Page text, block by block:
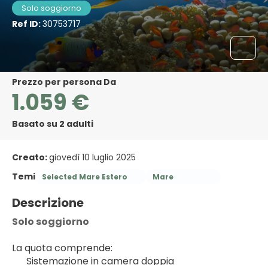
Solo soggiorno
Ref ID:30753717
Prezzo per persona Da
1.059 €
Basato su 2 adulti
Creato:giovedì 10 luglio 2025
Temi
Selected Mare Estero Mare
Descrizione
Solo soggiorno
La quota comprende:
Sistemazione in camera doppia